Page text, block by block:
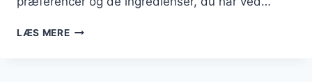
LÆS MEREPASTARETTER